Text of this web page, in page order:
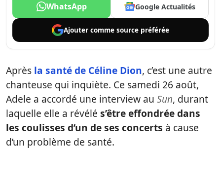
WhatsApp Google Actualités
Ajouter comme source préférée
Après la santé de Céline Dion, c’est une autre
chanteuse qui inquiète. Ce samedi 26 août,
Adele a accordé une interview au Sun, durant
laquelle elle a révélé s’être effondrée dans
les coulisses d’un de ses concerts à cause
d’un problème de santé.